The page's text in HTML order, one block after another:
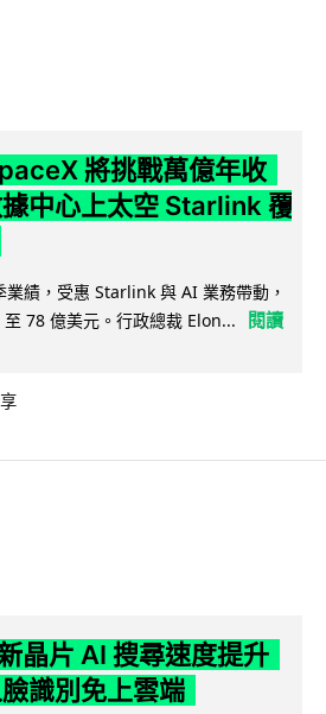
將挑戰萬億年收
中心上太空 Starlink 覆
業績，受惠 Starlink 與 AI 業務帶動，
78 億美元。行政總裁 Elon...
閱讀
晶片 AI 搜尋速度提升
識別免上雲端